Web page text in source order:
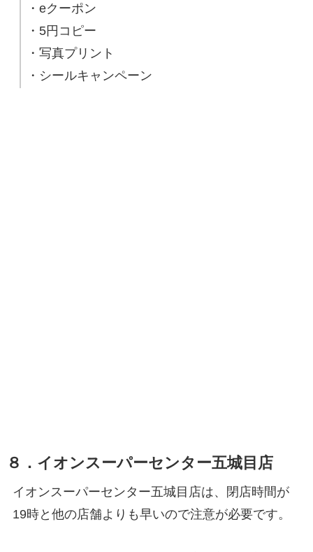
・eクーポン
・5円コピー
・写真プリント
・シールキャンペーン
８．イオンスーパーセンター五城目店
イオンスーパーセンター五城目店は、閉店時間が
19時と他の店舗よりも早いので注意が必要です。